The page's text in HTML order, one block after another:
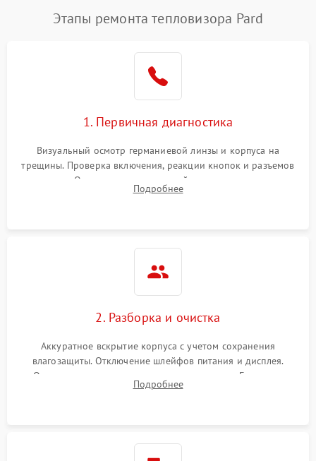
Этапы ремонта тепловизора Pard
1. Первичная диагностика
Визуальный осмотр германиевой линзы и корпуса на
трещины. Проверка включения, реакции кнопок и разъемов
зарядки. Оценка вывода тепловой сигнатуры на экран,
проверка базовых функций и считывание системных
Подробнее
2. Разборка и очистка
Аккуратное вскрытие корпуса с учетом сохранения
влагозащиты. Отключение шлейфов питания и дисплея.
Очистка внутренних плат от окислов и пыли. Бережная
обработка германиевого объектива специализированными
Подробнее